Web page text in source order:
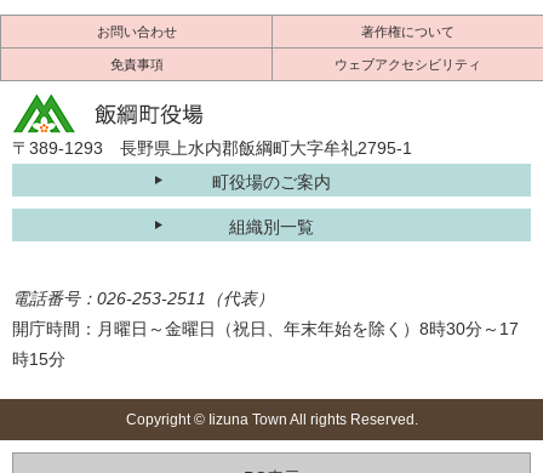
お問い合わせ 著作権について
免責事項 ウェブアクセシビリティ
〒389-1293 長野県上水内郡飯綱町大字牟礼2795-1
町役場のご案内
組織別一覧
電話番号：026-253-2511（代表）
開庁時間：月曜日～金曜日（祝日、年末年始を除く）8時30分～17
時15分
Copyright © Iizuna Town All rights Reserved.